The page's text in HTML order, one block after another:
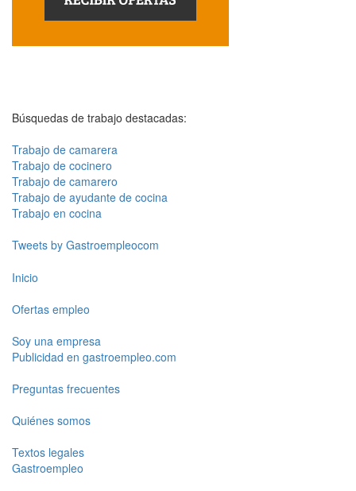
Búsquedas de trabajo destacadas:
Trabajo de camarera
Trabajo de cocinero
Trabajo de camarero
Trabajo de ayudante de cocina
Trabajo en cocina
Tweets by Gastroempleocom
Inicio
Ofertas empleo
Soy una empresa
Publicidad en gastroempleo.com
Preguntas frecuentes
Quiénes somos
Textos legales
Gastroempleo